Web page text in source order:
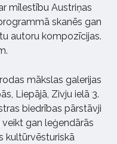
mīlestību Austriņas
skanēs gan
autoru kompozīcijas.
mākslas galerijas
Liepājā, Zivju ielā 3.
biedrības pārstāvji
gan leģendārās
kultūrvēsturiskā